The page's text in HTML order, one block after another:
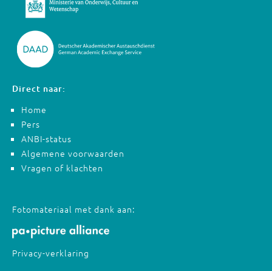
Direct naar:
Home
Pers
ANBI-status
Algemene voorwaarden
Vragen of klachten
Fotomateriaal met dank aan:
Privacy-verklaring